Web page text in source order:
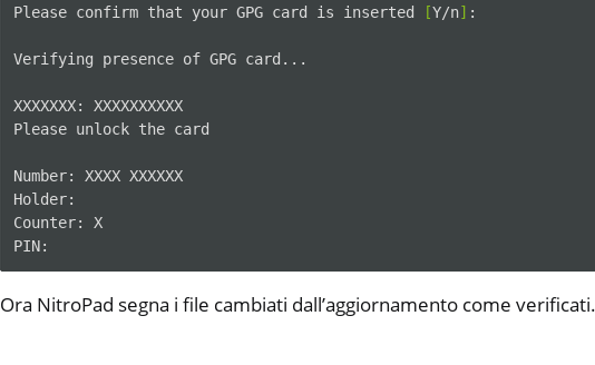
Please confirm that your GPG card is inserted [Y/n] :
Verifying presence of GPG card...
XXXXXXX:
XXXXXXXXXX
Please unlock the card
Number: XXXX XXXXXX
Holder:
Counter:
X
Ora NitroPad segna i file cambiati dall’aggiornamento come verificati.